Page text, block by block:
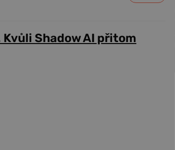
Shadow AI přitom